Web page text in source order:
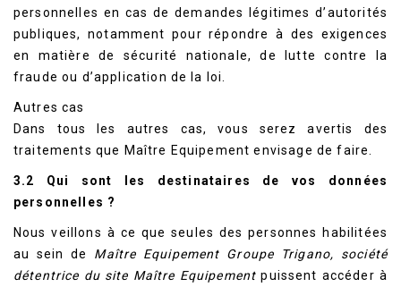
personnelles en cas de demandes légitimes d’autorités
publiques, notamment pour répondre à des exigences
en matière de sécurité nationale, de lutte contre la
fraude ou d’application de la loi.
Autres cas
Dans tous les autres cas, vous serez avertis des
traitements que Maître Equipement envisage de faire.
3.2 Qui sont les destinataires de vos données
personnelles ?
Nous veillons à ce que seules des personnes habilitées
au sein de Maître Equipement Groupe Trigano, société
détentrice du site Maître Equipement puissent accéder à